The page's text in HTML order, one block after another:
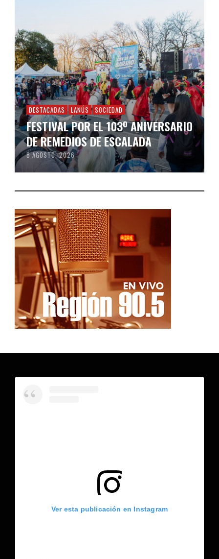
DESTACADAS LANÚS SOCIEDAD
FESTIVAL POR EL 103º ANIVERSARIO
DE REMEDIOS DE ESCALADA
8 AGOSTO, 2026
Ver esta publicación en Instagram